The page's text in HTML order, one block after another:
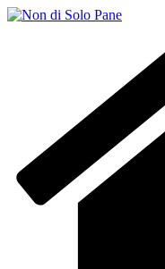
Salta